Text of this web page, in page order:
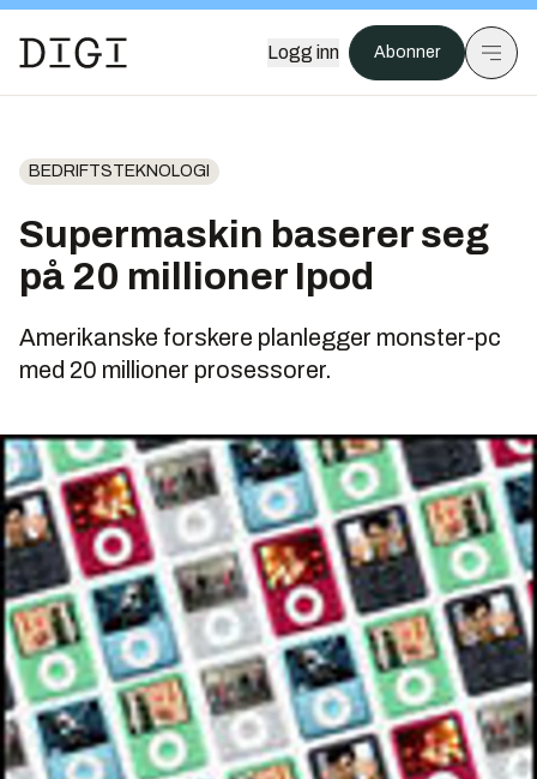
Logg inn Abonner
BEDRIFTSTEKNOLOGI
Supermaskin baserer seg
på 20 millioner Ipod
Amerikanske forskere planlegger monster-pc
med 20 millioner prosessorer.